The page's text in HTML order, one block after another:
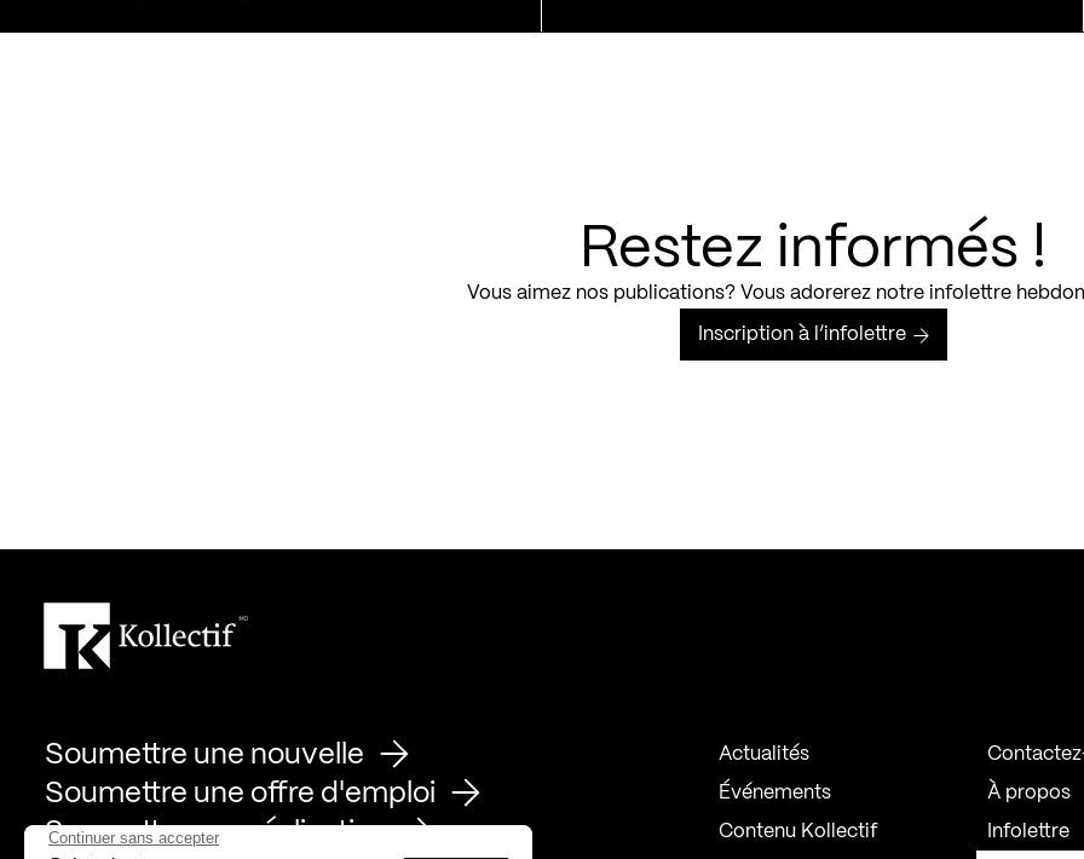
Restez informés !
Vous aimez nos publications? Vous adorerez notre infolettre
Inscription à l’infolettre
Soumettre une nouvelle
Soumettre une offre d'emploi
Soumettre une réalisation
Actualités
Événements
Contenu Kollectif
À propos
Infolettre